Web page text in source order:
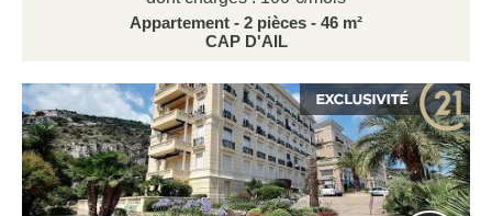
Appartement - 2 pièces - 46 m²
CAP D'AIL